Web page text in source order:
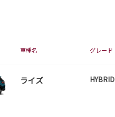
車種名 グレード
ライズ